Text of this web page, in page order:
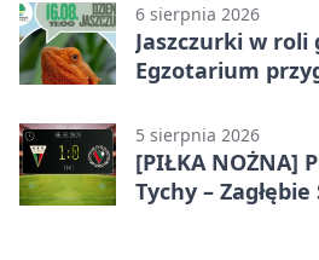
6 sierpnia 2026
Jaszczurki w roli
Egzotarium
5 sierpnia 2026
[PIŁKA NOŻNA]
Tychy –